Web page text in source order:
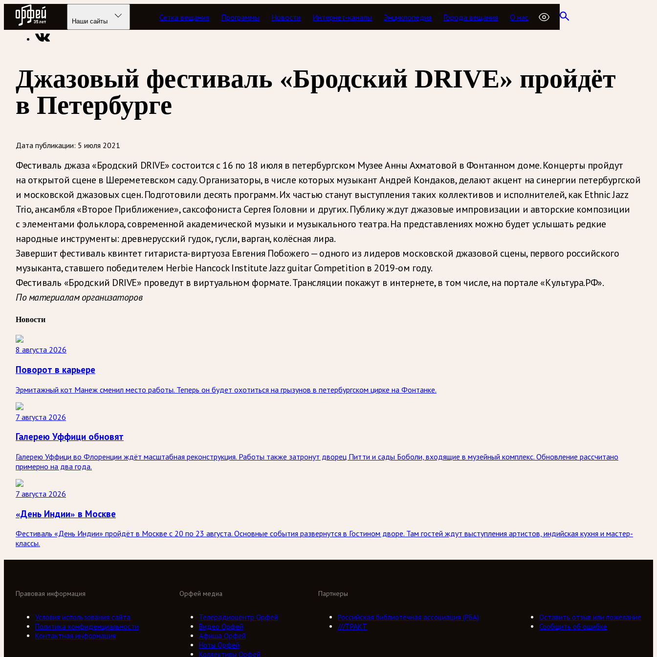
Радио Орфей
Наши сайты Сетка вещания Программы Новости Интернет-каналы Энциклопедия Города вещания О нас
Радио классической музыки «Орфей» Новости
Джазовый фестиваль «Бродский DRIVE» пройдёт
в Петербурге
Дата публикации: 5 июля 2021
Фестиваль джаза «Бродский DRIVE» состоится с 16 по 18 июля в петербургском Музее Анны Ахматовой в Фонтанном доме. Концерты пройдут
на открытой сцене в Шереметевском саду. Организаторы, в числе которых музыкант Андрей Кондаков, делают акцент на синергии петербургской
и московской джазовых сцен. Подготовили десять программ. Их частью станут выступления таких коллективов и исполнителей, как Ethnic Jazz
Trio, ансамбля «Второе Приближение», саксофониста Сергея Головни и других. Публику ждут джазовые импровизации и авторские композиции
с элементами фольклора, современной академической музыки и музыкального театра. На представлениях можно будет услышать редкие
народные инструменты: древнерусский гудок, гусли, варган, колёсная лира.
Завершит фестиваль квинтет гитариста-виртуоза Евгения Побожего — одного из лидеров московской джазовой сцены, первого российского
музыканта, ставшего победителем Herbie Hancock Institute Jazz guitar Competition в 2019-ом году.
Фестиваль «Бродский DRIVE» проведут в виртуальном формате. Трансляции покажут в интернете, в том числе, на портале «Культура.РФ».
По материалам организаторов
Новости
8 августа 2026
Поворот в карьере
Эрмитажный кот Манеж сменил место работы. Теперь он будет охотиться на грызунов в петербургском цирке на Фонтанке.
7 августа 2026
Галерею Уффици обновят
Галерею Уффици во Флоренции ждёт масштабная реконструкция. Работы также затронут дворец Питти и сады Боболи, входящие в музейный комплекс. Обновление рассчитано
примерно на два года.
7 августа 2026
«День Индии» в Москве
Фестиваль «День Индии» пройдёт в Москве с 20 по 23 августа. Основные события развернутся в Гостином дворе. Там гостей ждут выступления артистов, индийская кухня и мастер-
классы.
Орфей медиа
Телерадиоцентр Орфей
Видео Орфей
Афиша Орфей
Ноты Орфей
Коллективы Орфей
Партнеры
Российская библиотечная ассоциация (РБА)
///ТРАКТ
Правовая информация
Условия использования сайта
Политика конфиденциальности
Контактная информация
Оставить отзыв или пожелание
Сообщить об ошибке